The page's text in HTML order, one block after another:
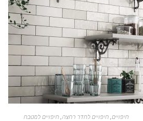
חיפויים חיפויים לחדר רחצה חיפויים למטבח